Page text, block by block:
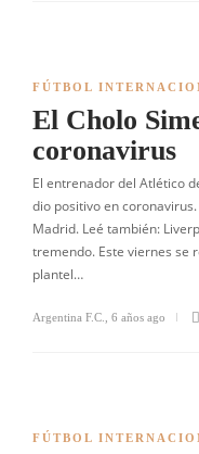
FÚTBOL
El Cholo
coronavirus
El entrenador del Atlético
dio positivo en
Madrid. Leé también:
tremendo. Este viernes se
plantel…
Argentina F.C. 6 años ago
FÚTBOL